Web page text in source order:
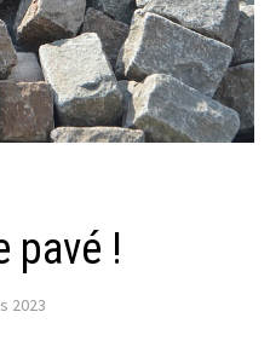
pavé !
2023